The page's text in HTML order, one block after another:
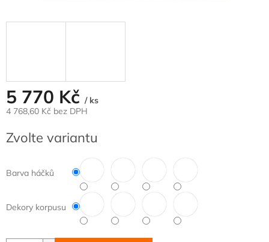
5 770 Kč / ks
4 768,60 Kč bez DPH
cena:
Zvolte variantu
Barva háčků
Dekory korpusu